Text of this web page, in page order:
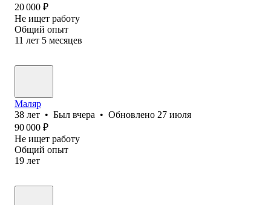
20 000 ₽
Не ищет работу
Общий опыт
11 лет 5 месяцев
Маляр
38 лет • Был вчера • Обновлено 27 июля
90 000 ₽
Не ищет работу
Общий опыт
19 лет